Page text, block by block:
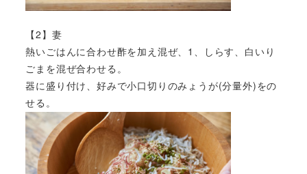
【2】妻
熱いごはんに合わせ酢を加え混ぜ、1、しらす、白いり
ごまを混ぜ合わせる。
器に盛り付け、好みで小口切りのみょうが(分量外)をの
せる。